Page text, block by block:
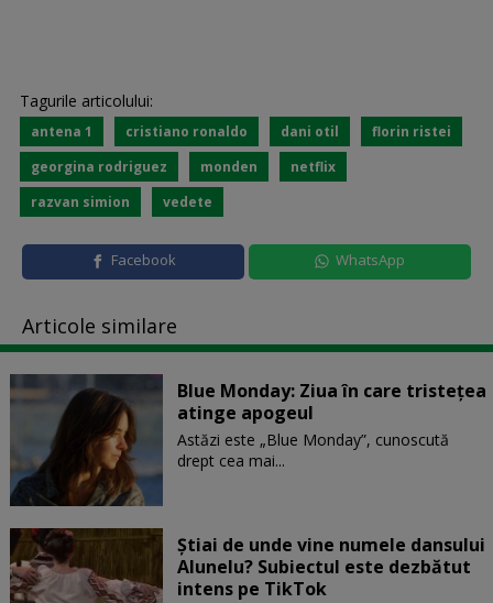
Tagurile articolului:
antena 1 cristiano ronaldo dani otil
florin ristei
georgina rodriguez
monden
netflix
razvan simion
vedete
Facebook WhatsApp
Articole similare
Blue Monday: Ziua în care tristețea
atinge apogeul
Astăzi este „Blue Monday”, cunoscută
drept cea mai...
Știai de unde vine numele dansului
Alunelu? Subiectul este dezbătut
intens pe TikTok